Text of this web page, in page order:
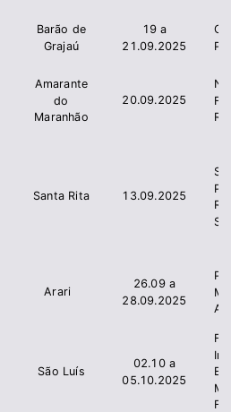
Barão de
Grajaú
19 a
21.09.2025
Amarante
do
Maranhão
20.09.2025
Santa Rita 13.09.2025
Arari
26.09 a
28.09.2025
São Luís
02.10 a
05.10.2025